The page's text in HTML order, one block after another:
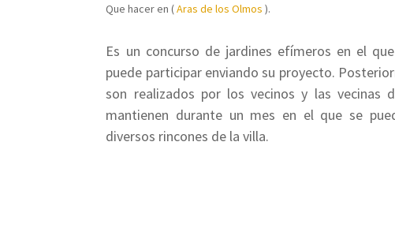
Que hacer en (Aras de los Olmos ).
Es un concurso de jardines efímeros en el
puede participar enviando su proyecto.
son realizados por los vecinos y las vecinas
mantienen durante un mes en el que se
diversos rincones de la villa.